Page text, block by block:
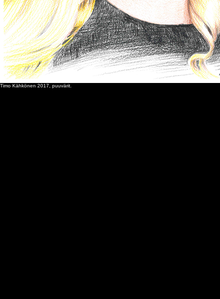
Timo Kähkönen 2017, puuvärit.